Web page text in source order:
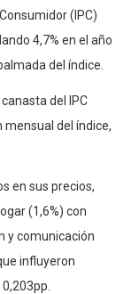
(IPC)
4,7% en el año
del índice.
del IPC
del índice,
en sus precios,
(1,6%) con
y comunicación
influyeron